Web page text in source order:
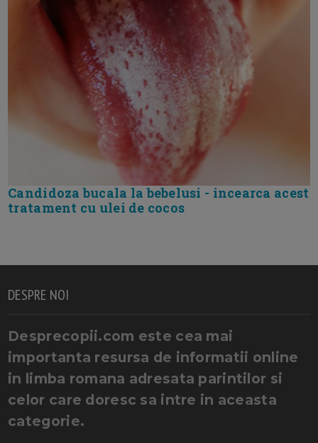
Candidoza bucala la bebelusi - incearca acest
tratament cu ulei de cocos
DESPRE NOI
Desprecopii.com este cea mai
importanta resursa de informatii online
in limba romana adresata parintilor si
celor care doresc sa intre in aceasta
categorie.